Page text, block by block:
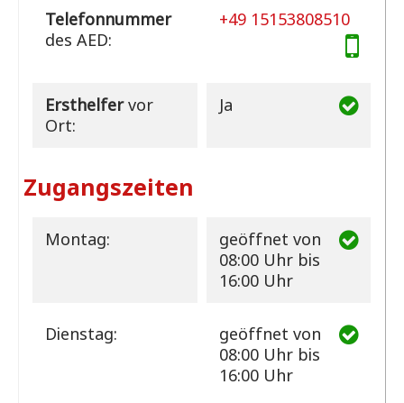
Telefonnummer
des AED:
+49 15153808510
Ersthelfervor
Ort:
Ja
Zugangszeiten
Montag: geöffnet von
08:00 Uhr bis
16:00 Uhr
Dienstag: geöffnet von
08:00 Uhr bis
16:00 Uhr